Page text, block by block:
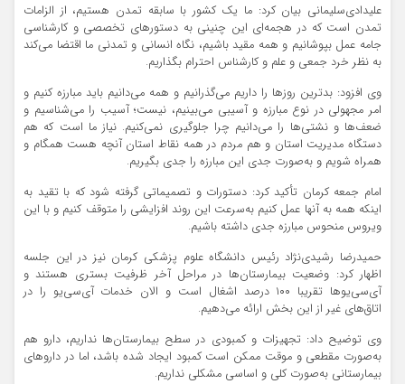
علیدادی‌سلیمانی بیان کرد: ما یک کشور با سابقه تمدن هستیم، از الزامات
تمدن است که در هجمه‌ای این چنینی به دستورهای تخصصی و کارشناسی
جامه عمل بپوشانیم و همه مقید باشیم، نگاه انسانی و تمدنی ما اقتضا می‌کند
به نظر خرد جمعی و علم و کارشناس احترام بگذاریم.
وی افزود: بدترین روزها را داریم می‌گذرانیم و همه می‌دانیم باید مبارزه کنیم و
امر مجهولی در نوع مبارزه و آسیبی می‌بینیم، نیست؛ آسیب را می‌شناسیم و
ضعف‌ها و نشتی‌ها را می‌دانیم چرا جلوگیری نمی‌کنیم. نیاز ما است که هم
دستگاه مدیریت استان و هم مردم در همه نقاط استان آنچه هست همگام و
همراه شویم و به‌صورت جدی این مبارزه را جدی بگیریم.
امام جمعه کرمان تأکید کرد: دستورات و تصمیماتی گرفته شود که با تقید به
اینکه همه به آنها عمل کنیم به‌سرعت این روند افزایشی را متوقف کنیم و با این
ویروس منحوس مبارزه جدی داشته باشیم.
حمیدرضا رشیدی‌نژاد رئیس دانشگاه علوم پزشکی کرمان نیز در این جلسه
اظهار کرد: وضعیت بیمارستان‌ها در مراحل آخر ظرفیت بستری هستند و
آی‌سی‌یوها تقریبا ۱۰۰ درصد اشغال است و الان خدمات آی‌سی‌یو را در
اتاق‌های غیر از این بخش ارائه می‌دهیم.
وی توضیح داد: تجهیزات و کمبودی در سطح بیمارستان‌ها نداریم، دارو هم
به‌صورت مقطعی و موقت ممکن است کمبود ایجاد شده باشد، اما در داروهای
بیمارستانی به‌صورت کلی و اساسی مشکلی نداریم.